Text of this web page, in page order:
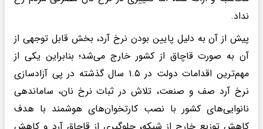
نداد.
پیش از آن به دلیل پایین بودن نرخ آرد، بخش قابل توجهی از
آن به صورت قاچاق از کشور خارج می‌شد؛ بنابراین یکی از
مهم‌ترین اقدامات دولت در ۱.۵ سال گذشته در پی آزادسازی
نرخ آرد صف و صنعت، تلاش در ثبات نرخ نان، ساماندهی
نانوایی‌های کشور با نصب کارتخوان‌های هوشمند با هدف